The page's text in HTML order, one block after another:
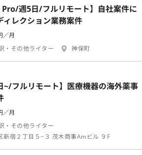
Pro/週5日/フルリモート】自社案件に
ィレクション業務案件
／月
・その他ライター
神保町
~/フルリモート】医療機器の海外薬事
／月
・その他ライター
新宿２丁目５−３ 茂木商事Amビル ９F